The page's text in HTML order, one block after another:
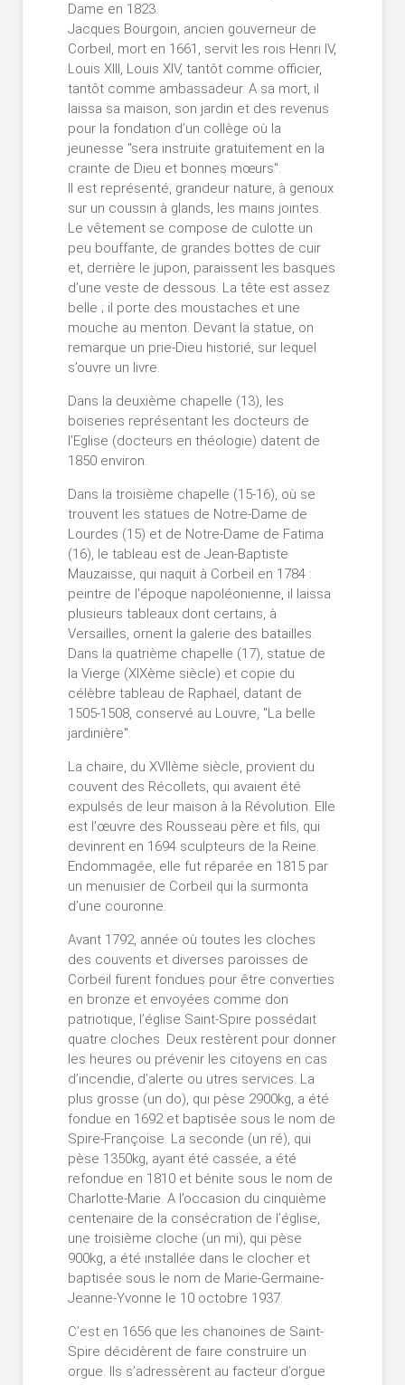
Dame en 1823.
Jacques Bourgoin, ancien gouverneur de
Corbeil, mort en 1661, servit les rois Henri IV,
Louis XIII, Louis XIV, tantôt comme officier,
tantôt comme ambassadeur. A sa mort, il
laissa sa maison, son jardin et des revenus
pour la fondation d’un collège où la
jeunesse "sera instruite gratuitement en la
crainte de Dieu et bonnes mœurs".
Il est représenté, grandeur nature, à genoux
sur un coussin à glands, les mains jointes.
Le vêtement se compose de culotte un
peu bouffante, de grandes bottes de cuir
et, derrière le jupon, paraissent les basques
d’une veste de dessous. La tête est assez
belle ; il porte des moustaches et une
mouche au menton. Devant la statue, on
remarque un prie-Dieu historié, sur lequel
s’ouvre un livre.
Dans la deuxième chapelle (13), les
boiseries représentant les docteurs de
l’Eglise (docteurs en théologie) datent de
1850 environ.
Dans la troisième chapelle (15-16), où se
trouvent les statues de Notre-Dame de
Lourdes (15) et de Notre-Dame de Fatima
(16), le tableau est de Jean-Baptiste
Mauzaisse, qui naquit à Corbeil en 1784 :
peintre de l’époque napoléonienne, il laissa
plusieurs tableaux dont certains, à
Versailles, ornent la galerie des batailles.
Dans la quatrième chapelle (17), statue de
la Vierge (XIXème siècle) et copie du
célèbre tableau de Raphaël, datant de
1505-1508, conservé au Louvre, "La belle
jardinière".
La chaire, du XVIIème siècle, provient du
couvent des Récollets, qui avaient été
expulsés de leur maison à la Révolution. Elle
est l’œuvre des Rousseau père et fils, qui
devinrent en 1694 sculpteurs de la Reine.
Endommagée, elle fut réparée en 1815 par
un menuisier de Corbeil qui la surmonta
d’une couronne.
Avant 1792, année où toutes les cloches
des couvents et diverses paroisses de
Corbeil furent fondues pour être converties
en bronze et envoyées comme don
patriotique, l’église Saint-Spire possédait
quatre cloches. Deux restèrent pour donner
les heures ou prévenir les citoyens en cas
d’incendie, d’alerte ou utres services. La
plus grosse (un do), qui pèse 2900kg, a été
fondue en 1692 et baptisée sous le nom de
Spire-Françoise. La seconde (un ré), qui
pèse 1350kg, ayant été cassée, a été
refondue en 1810 et bénite sous le nom de
Charlotte-Marie. A l’occasion du cinquième
centenaire de la consécration de l’église,
une troisième cloche (un mi), qui pèse
900kg, a été installée dans le clocher et
baptisée sous le nom de Marie-Germaine-
Jeanne-Yvonne le 10 octobre 1937.
C’est en 1656 que les chanoines de Saint-
Spire décidèrent de faire construire un
orgue. Ils s’adressèrent au facteur d’orgue